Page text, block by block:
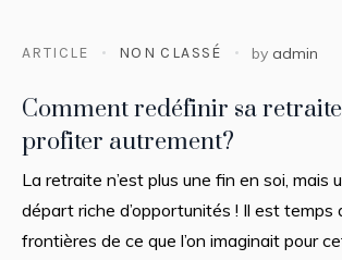
ARTICLE NON CLASSÉ by admin
Comment redéfinir sa
profiter autrement?
La retraite n’est plus une fin en soi, mais
départ riche d’opportunités ! Il est temps
frontières de ce que l’on imaginait pour